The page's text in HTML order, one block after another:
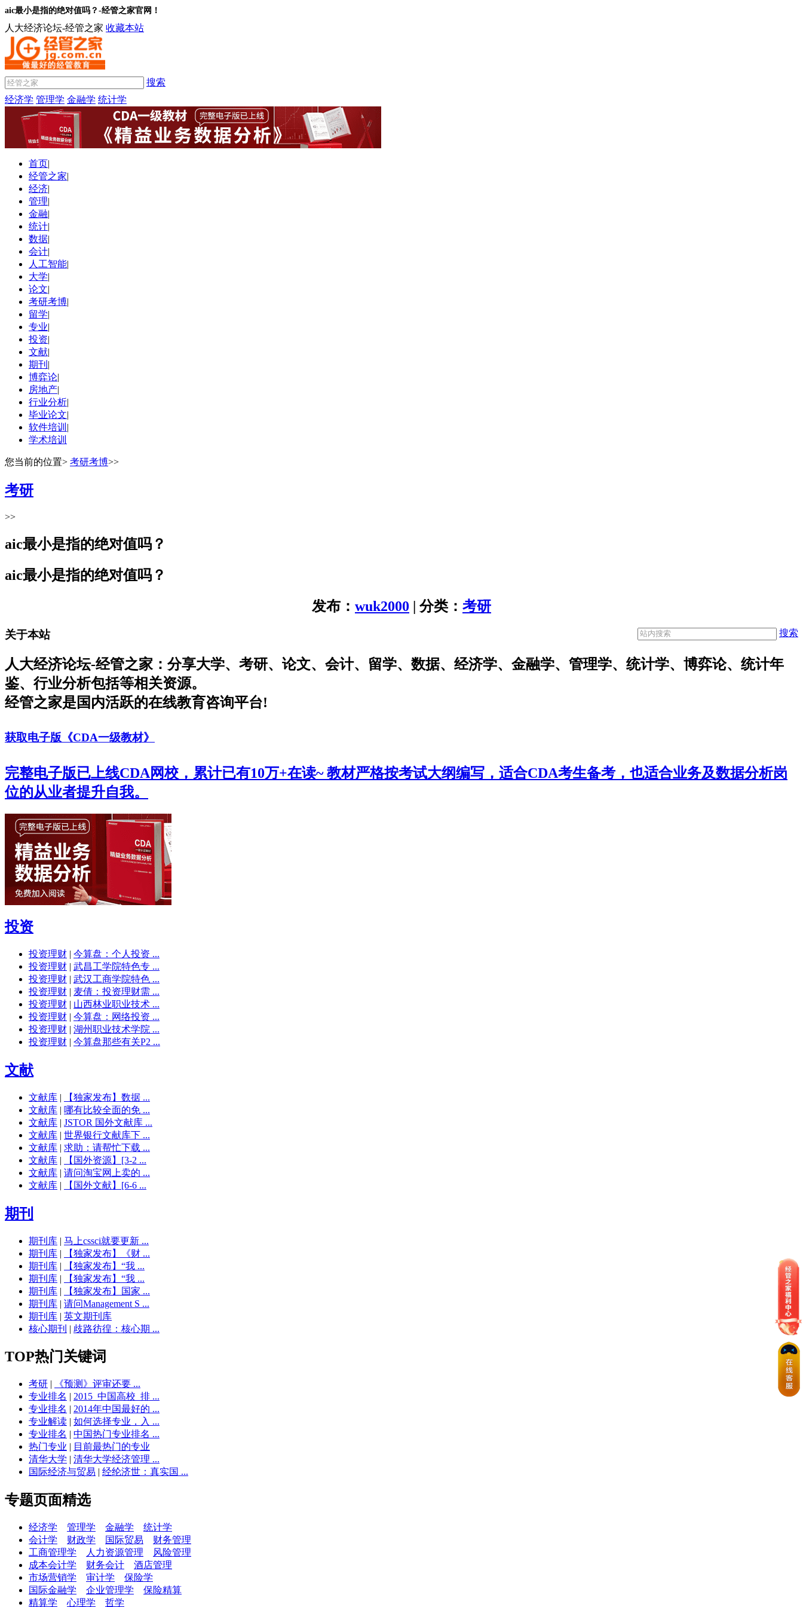
aic最小是指的绝对值吗？-经管之家官网！
人大经济论坛-经管之家 收藏本站
搜索
经济学 管理学 金融学 统计学
首页|
经管之家|
经济|
管理|
金融|
统计|
数据|
会计|
人工智能|
大学|
论文|
考研考博|
留学|
专业|
投资|
文献|
期刊 |
博弈论|
房地产|
行业分析|
毕业论文|
软件培训 |
学术培训
您当前的位置> 考研考博>>
考研
>>
aic最小是指的绝对值吗？
aic最小是指的绝对值吗？
发布： wuk2000 | 分类： 考研
搜索
关于本站
人大经济论坛-经管之家：分享大学、考研、论文、会计、留学、数据、经济学、金融学、管理学、统计学、博弈论、统计年
鉴、行业分析包括等相关资源。
经管之家是国内活跃的在线教育咨询平台!
获取电子版《CDA一级教材》
完整电子版已上线CDA网校，累计已有10万+在读~ 教材严格按考试大纲编写，适合CDA考生备考，也适合业务及数据分析岗
位的从业者提升自我。
投资
投资理财 | 今算盘：个人投资 ...
投资理财 | 武昌工学院特色专 ...
投资理财 | 武汉工商学院特色 ...
投资理财 | 麦倩：投资理财需 ...
投资理财 | 山西林业职业技术 ...
投资理财 | 今算盘：网络投资 ...
投资理财 | 湖州职业技术学院 ...
投资理财 | 今算盘那些有关P2 ...
文献
文献库 |
【独家发布】数据 ...
文献库 | 哪有比较全面的免 ...
文献库 | JSTOR 国外文献库 ...
文献库 | 世界银行文献库下 ...
文献库 | 求助：请帮忙下载 ...
文献库 |
【国外资源】[3-2 ...
文献库 | 请问淘宝网上卖的 ...
文献库 | 【国外文献】[6-6 ...
期刊
期刊库 | 马上cssci就要更新 ...
期刊库 |
【独家发布】《财 ...
期刊库 |
【独家发布】“我 ...
期刊库 |
【独家发布】“我 ...
期刊库 |
【独家发布】国家 ...
期刊库 | 请问Management S ...
期刊库 | 英文期刊库
核心期刊 | 歧路彷徨：核心期 ...
TOP热门关键词
考研 |
《预测》评审还要 ...
专业排名 | 2015_中国高校_排 ...
专业排名 | 2014年中国最好的 ...
专业解读 | 如何选择专业，入 ...
专业排名 | 中国热门专业排名 ...
热门专业 | 目前最热门的专业
清华大学 | 清华大学经济管理 ...
国际经济与贸易 | 经纶济世：真实国 ...
专题页面精选
经济学 管理学 金融学
统计学
会计学
财政学 国际贸易
财务管理
工商管理学
人力资源管理
风险管理
成本会计学
财务会计
酒店管理
市场营销学
审计学
保险学
国际金融学
企业管理学
保险精算
精算学
心理学 哲学